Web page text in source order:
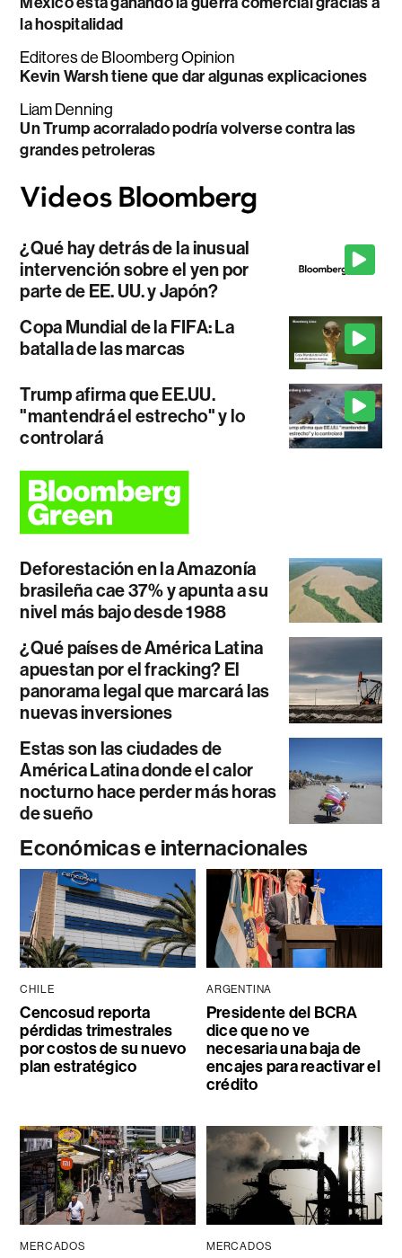
la hospitalidad
Editores de Bloomberg Opinion
Kevin Warsh tiene que dar algunas explicaciones
Liam Denning
Un Trump acorralado podría volverse contra las
grandes petroleras
¿Qué hay detrás de la inusual
intervención sobre el yen por
parte de EE. UU. y Japón?
Copa Mundial de la FIFA: La
batalla de las marcas
Trump afirma que EE.UU.
"mantendrá el estrecho" y lo
controlará
Deforestación en la Amazonía
brasileña cae 37% y apunta a su
nivel más bajo desde 1988
¿Qué países de América Latina
apuestan por el fracking? El
panorama legal que marcará las
nuevas inversiones
Estas son las ciudades de
América Latina donde el calor
nocturno hace perder más horas
de sueño
Económicas e internacionales
CHILE
Cencosud reporta
pérdidas trimestrales
por costos de su nuevo
plan estratégico
ARGENTINA
Presidente del BCRA
dice que no ve
necesaria una baja de
encajes para reactivar el
crédito
MERCADOS MERCADOS